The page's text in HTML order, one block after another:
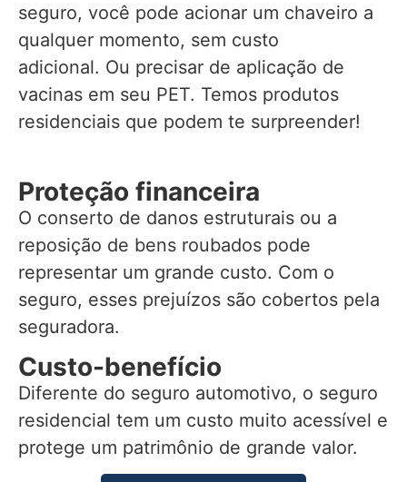
seguro, você pode acionar um chaveiro a
qualquer momento, sem custo
adicional. Ou precisar de aplicação de
vacinas em seu PET. Temos produtos
residenciais que podem te surpreender!
Proteção financeira
O conserto de danos estruturais ou a
reposição de bens roubados pode
representar um grande custo. Com o
seguro, esses prejuízos são cobertos pela
seguradora.
Custo-benefício
Diferente do seguro automotivo, o seguro
residencial tem um custo muito acessível e
protege um patrimônio de grande valor.